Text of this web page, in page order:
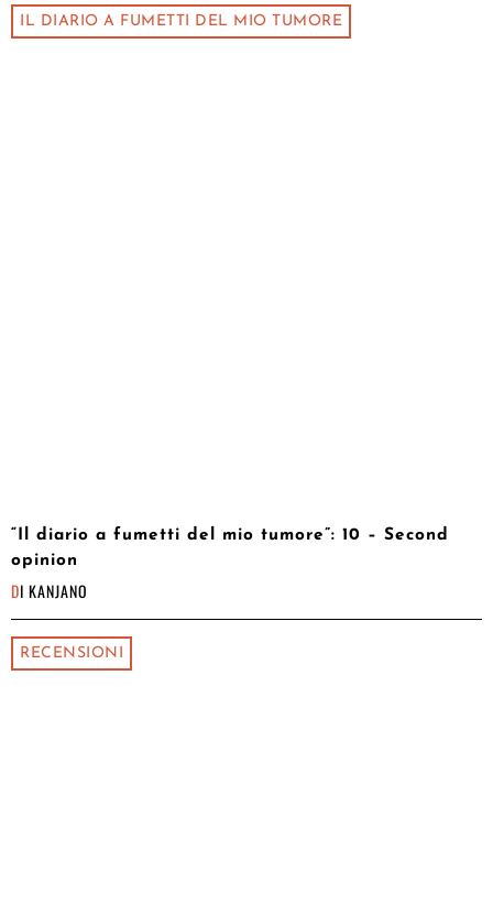
IL DIARIO A FUMETTI DEL MIO TUMORE
“Il diario a fumetti del mio tumore”: 10 – Second
opinion
DI KANJANO
RECENSIONI